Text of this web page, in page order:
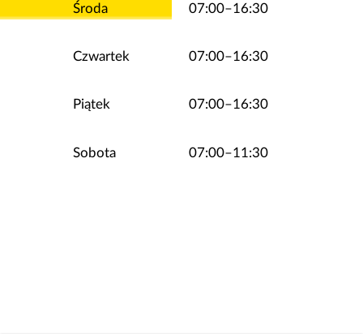
Środa 07:00–16:30
Czwartek 07:00–16:30
Piątek 07:00–16:30
Sobota 07:00–11:30